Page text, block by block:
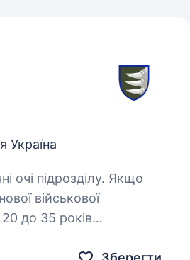
Україна
військової